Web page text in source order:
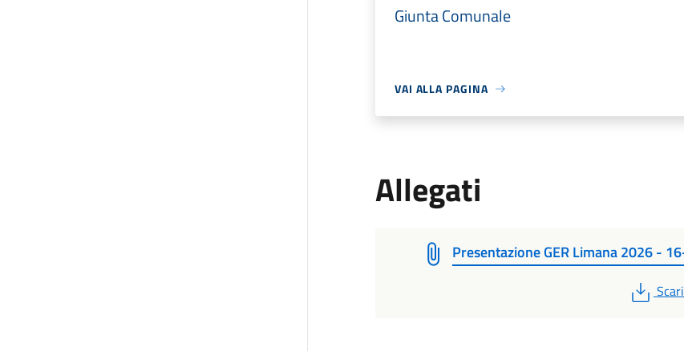
Giunta Comunale
VAI ALLA PAGINA
Allegati
Presentazione GER Limana 2026 -
PDF